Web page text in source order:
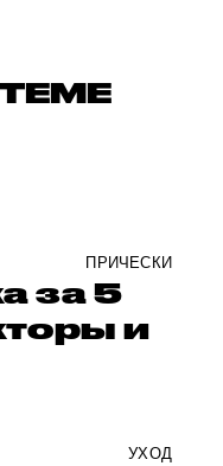
ПРИЧЕСКИ
за 5
и
УХОД